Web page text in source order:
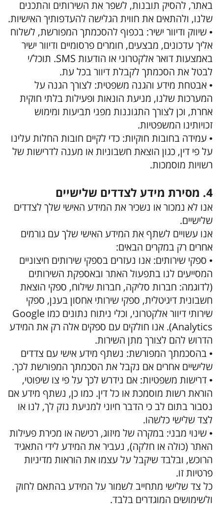
באתר, להסיק תובנות, לשפר את השירותים והתכנים
שלנו, ולהתאים את חווית הגלישה להעדפותיך האישיות.
• שיווק ודיוור ישיר: בכפוף להסכמתך המפורשת, לשלוח
אליך עדכונים, מבצעים, חומרים פרסומיים ודיוור ישיר
באמצעות דואר אלקטרוני או הודעות SMS. תוכל/י
לבטל את הסכמתך לקבלת דיוור בכל עת.
• אבטחת מידע והגנה משפטית: לצורך הגנה על
המערכות שלנו, מניעת הונאות ופעילות בלתי חוקית
אחרת, וכן לצורך התגוננות מפני תביעות ומימוש
זכויותינו המשפטיות.
• עמידה בחובות חוקיות: כדי לקיים חובות החלות עלינו
על פי דין, כגון הוצאת חשבוניות או מענה לדרישות של
רשויות מוסמכות.
4. מסירת מידע לצדדים שלישיים
אנו לא נמכור או נשכיר את המידע האישי שלך לצדדים
שלישיים.
אנו עשויים לשתף את המידע האישי שלך עם גורמים
אחרים רק במקרים הבאים:
• ספקי שירותים: אנו נעזרים בספקי שירותים חיצוניים
המסייעים לנו בתפעול האתר ובאספקת השירותים
(לדוגמה: חברות סליקה, חברות שילוח, ספקי הוצאת
חשבונית דיגיטלית, ספקי שירותי אחסון בענן, ספקי
שירותי דיוור אלקטרוני, וכלי ניתוח נתונים כמו Google
Analytics). אנו חולקים עם ספקים אלה רק את המידע
הדרוש להם לצורך מתן השירות.
• בהסכמתך המפורשת: נשתף מידע אישי עם צדדים
שלישיים אחרים אם נקבל את הסכמתך המפורשת לכך.
• דרישות משפטיות: אם נידרש לכך על פי צו שיפוטי,
הוראת רשות מוסמכת או כל דין. כמו כן, נשתף מידע אם
נסבור בתום לב כי הדבר חיוני למניעת נזק לך, לנו או
לצד שלישי כלשהו.
• שינוי מבני: במקרה של מיזוג, רכישה או מכירת פעילות
האתר (כולה או חלקה), נעביר את המידע לידי התאגיד
הרוכש, ובלבד שיקבל על עצמו את הוראות מדיניות
פרטיות זו.
כל צד שלישי מתחייב לשמור על המידע בהתאם לחוק
ולשימושים המוגדרים בלבד.